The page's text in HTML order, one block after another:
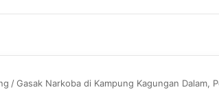
/Gasak Narkoba di Kampung Kagungan Dalam,